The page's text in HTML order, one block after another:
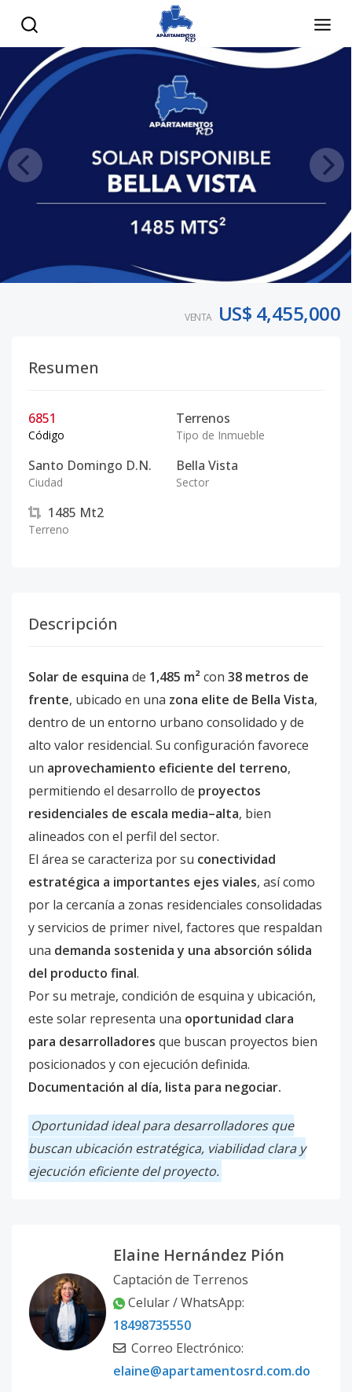
VENTA US$ 4,455,000
Resumen
6851
Código
Terrenos
Tipo de Inmueble
Santo Domingo D.N.
Ciudad
Bella Vista
Sector
1485 Mt2
Terreno
Descripción
Solar de esquina de 1,485 m²con 38 metros de
frente, ubicado en una zona elite de Bella Vista,
dentro de un entorno urbano consolidado y de
alto valor residencial. Su configuración favorece
un aprovechamiento eficiente del terreno,
permitiendo el desarrollo de proyectos
residenciales de escala media–alta, bien
alineados con el perfil del sector.
El área se caracteriza por su conectividad
estratégica a importantes ejes viales, así como
por la cercanía a zonas residenciales consolidadas
y servicios de primer nivel, factores que respaldan
una demanda sostenida y una absorción sólida
del producto final.
Por su metraje, condición de esquina y ubicación,
este solar representa una oportunidad clara
para desarrolladores que buscan proyectos bien
posicionados y con ejecución definida.
Documentación al día, lista para negociar.
Oportunidad ideal para desarrolladores que
buscan ubicación estratégica, viabilidad clara y
ejecución eficiente del proyecto.
Elaine Hernández Pión
Captación de Terrenos
Celular / WhatsApp:
18498735550
Correo Electrónico:
elaine@apartamentosrd.com.do